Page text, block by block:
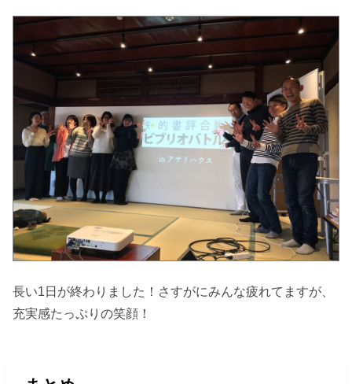
長い1日が終わりました！さすがにみんな疲れてますが、
充実感たっぷりの笑顔！